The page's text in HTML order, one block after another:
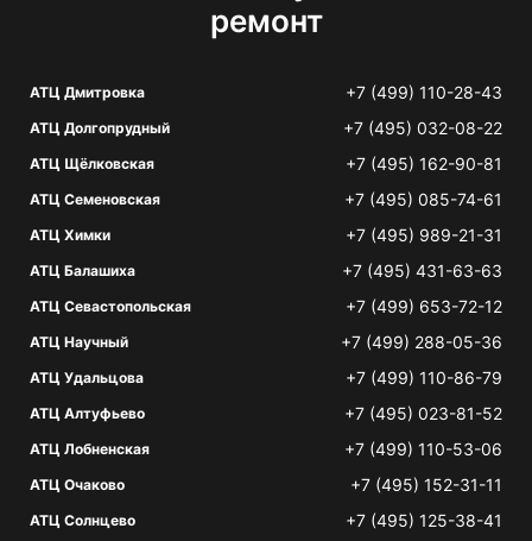
ремонт
АТЦ Дмитровка +7 (499) 110-28-43
АТЦ Долгопрудный +7 (495) 032-08-22
АТЦ Щёлковская +7 (495) 162-90-81
АТЦ Семеновская +7 (495) 085-74-61
АТЦ Химки +7 (495) 989-21-31
АТЦ Балашиха +7 (495) 431-63-63
АТЦ Севастопольская +7 (499) 653-72-12
АТЦ Научный +7 (499) 288-05-36
АТЦ Удальцова +7 (499) 110-86-79
АТЦ Алтуфьево +7 (495) 023-81-52
АТЦ Лобненская +7 (499) 110-53-06
АТЦ Очаково +7 (495) 152-31-11
АТЦ Солнцево +7 (495) 125-38-41